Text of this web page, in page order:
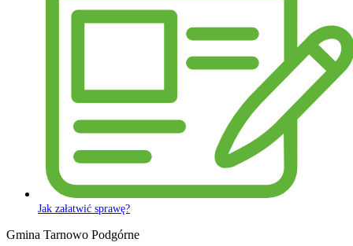
Jak załatwić sprawę?
Gmina Tarnowo Podgórne